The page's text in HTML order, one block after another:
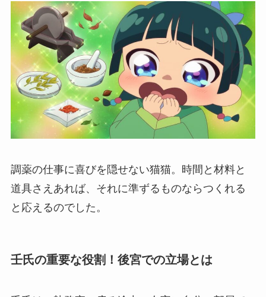
調薬の仕事に喜びを隠せない猫猫。時間と材料と
道具さえあれば、それに準ずるものならつくれる
と応えるのでした。
壬氏の重要な役割！後宮での立場とは